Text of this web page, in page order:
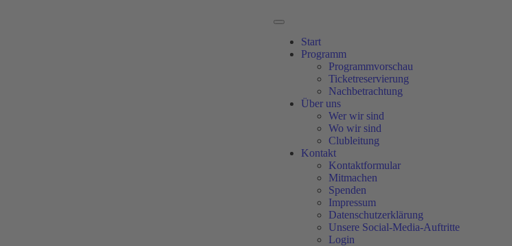
Start
Programm
Programmvorschau
Ticketreservierung
Nachbetrachtung
Über uns
Wer wir sind
Wo wir sind
Clubleitung
Kontakt
Kontaktformular
Mitmachen
Spenden
Impressum
Datenschutzerklärung
Unsere Social-Media-Auftritte
Login